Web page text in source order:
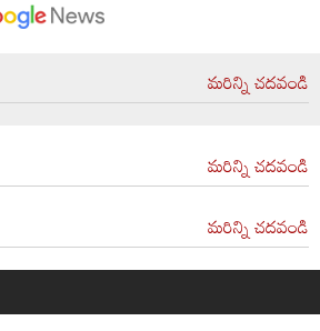
మరిన్ని చదవండి
మరిన్ని చదవండి
మరిన్ని చదవండి